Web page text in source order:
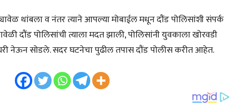
थांबला व नंतर त्याने आपल्या मोबाईल मधून दौंड पोलिसांशी संपर्क
दौंड पोलिसांची त्याला मदत झाली, पोलिसांनी युवकाला खोरवडी
घरी नेऊन सोडले. सदर घटनेचा पुढील तपास दौंड पोलीस करीत आहेत.